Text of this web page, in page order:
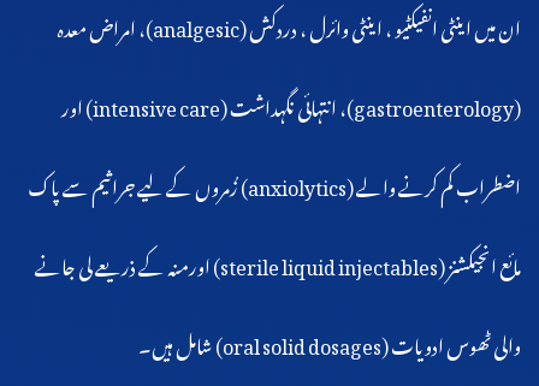
ان میں اینٹی انفیکٹیو ، اینٹی وائرل ، دردکش (analgesic)، امراض معدہ
(gastroenterology)، انتہائی نگہداشت (intensive care) اور
اضطراب کم کرنے والے (anxiolytics) زُمروں کے لیے جراثیم سے پاک
مائع انجیکشنز (sterile liquid injectables) اورمنہ کے ذریعے لی جانے
والی ٹھوس ادویات (oral solid dosages) شامل ہیں۔